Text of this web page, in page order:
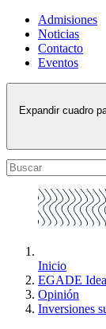
Admisiones
Noticias
Contacto
Eventos
Expandir cuadro
Inicio
EGADE
Opinión
Inversiones